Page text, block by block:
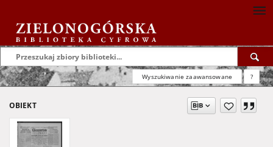
Wyszukiwanie zaawansowane ?
OBIEKT